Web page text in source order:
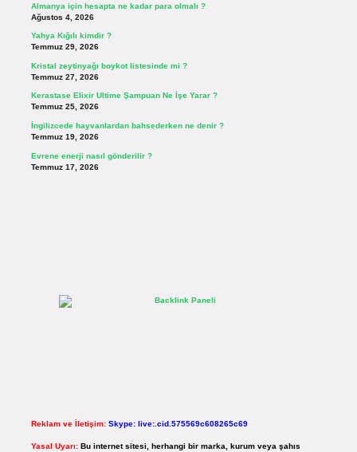
Almanya için hesapta ne kadar para olmalı ?
Ağustos 4, 2026
Yahya Kığılı kimdir ?
Temmuz 29, 2026
Kristal zeytinyağı boykot listesinde mi ?
Temmuz 27, 2026
Kerastase Elixir Ultime Şampuan Ne İşe Yarar ?
Temmuz 25, 2026
İngilizcede hayvanlardan bahsederken ne denir ?
Temmuz 19, 2026
Evrene enerji nasıl gönderilir ?
Temmuz 17, 2026
Reklam ve İletişim: Skype: live:.cid.575569c608265c69
Yasal Uyarı: Bu internet sitesi, herhangi bir marka, kurum veya şahıs